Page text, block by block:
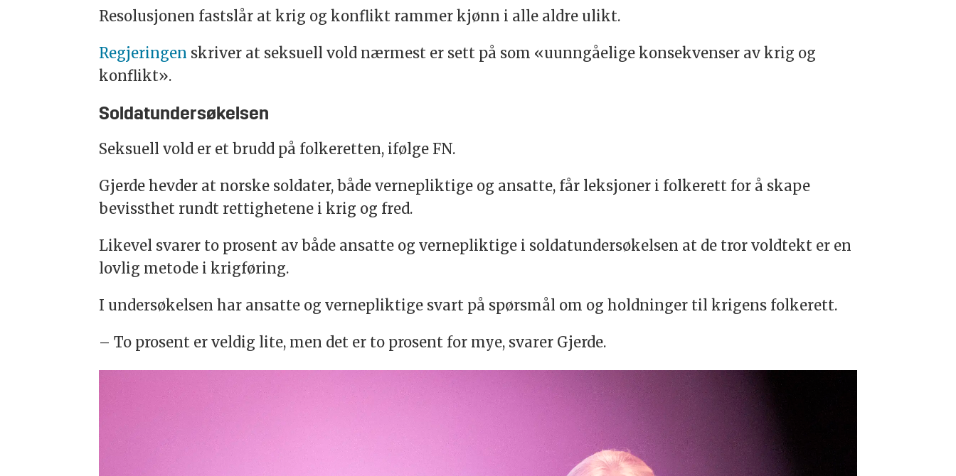
Resolusjonen fastslår at krig og konflikt rammer kjønn i alle aldre ulikt.
Regjeringen skriver at seksuell vold nærmest er sett på som «uunngåelige konsekvenser av krig og
konflikt».
Soldatundersøkelsen
Seksuell vold er et brudd på folkeretten, ifølge FN.
Gjerde hevder at norske soldater, både vernepliktige og ansatte, får leksjoner i folkerett for å skape
bevissthet rundt rettighetene i krig og fred.
Likevel svarer to prosent av både ansatte og vernepliktige i soldatundersøkelsen at de tror voldtekt er en
lovlig metode i krigføring.
I undersøkelsen har ansatte og vernepliktige svart på spørsmål om og holdninger til krigens folkerett.
– To prosent er veldig lite, men det er to prosent for mye, svarer Gjerde.